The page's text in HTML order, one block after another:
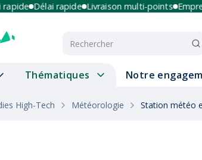
Délai rapide Livraison multi-points
Thématiques Notre
High-Tech Météorologie Station météo